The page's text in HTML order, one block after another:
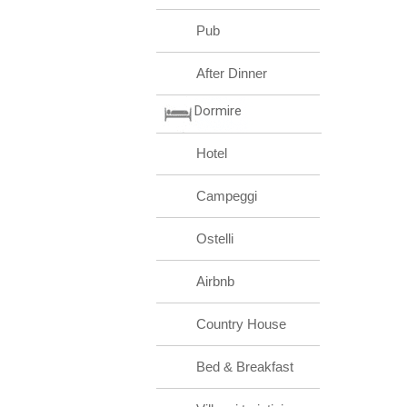
Pub
After Dinner
Dormire
Hotel
Campeggi
Ostelli
Airbnb
Country House
Bed & Breakfast